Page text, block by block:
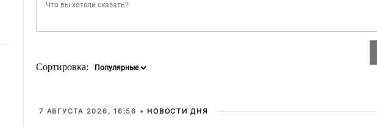
Сортировка:
7 АВГУСТА 2026, 16:56 • НОВОСТИ ДНЯ